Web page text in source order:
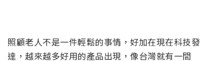
照顧老人不是一件輕鬆的事情，好加在現在科技發
達，越來越多好用的產品出現，像台灣就有一間